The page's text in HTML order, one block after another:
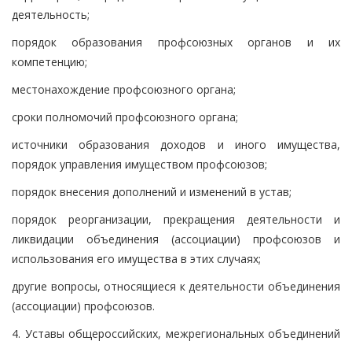
деятельность;
порядок образования профсоюзных органов и их
компетенцию;
местонахождение профсоюзного органа;
сроки полномочий профсоюзного органа;
источники образования доходов и иного имущества,
порядок управления имуществом профсоюзов;
порядок внесения дополнений и изменений в устав;
порядок реорганизации, прекращения деятельности и
ликвидации объединения (ассоциации) профсоюзов и
использования его имущества в этих случаях;
другие вопросы, относящиеся к деятельности объединения
(ассоциации) профсоюзов.
4. Уставы общероссийских, межрегиональных объединений